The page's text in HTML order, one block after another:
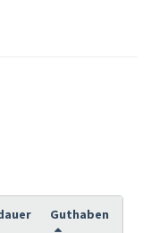
Guthaben